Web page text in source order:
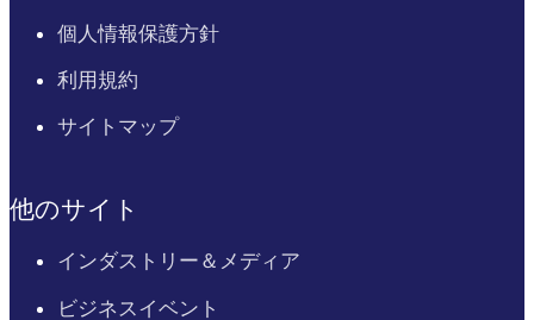
個人情報保護方針
利用規約
サイトマップ
他のサイト
インダストリー＆メディア
ビジネスイベント